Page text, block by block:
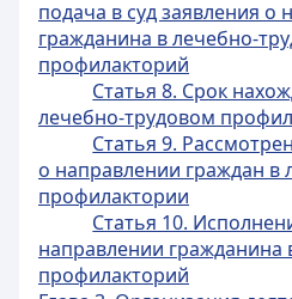
подача в суд заявления о
гражданина в лечебно-
профилакторий
Статья 8. Срок
лечебно-трудовом
Статья 9.
о направлении граждан в
профилактории
Статья 10.
направлении гражданина
профилакторий